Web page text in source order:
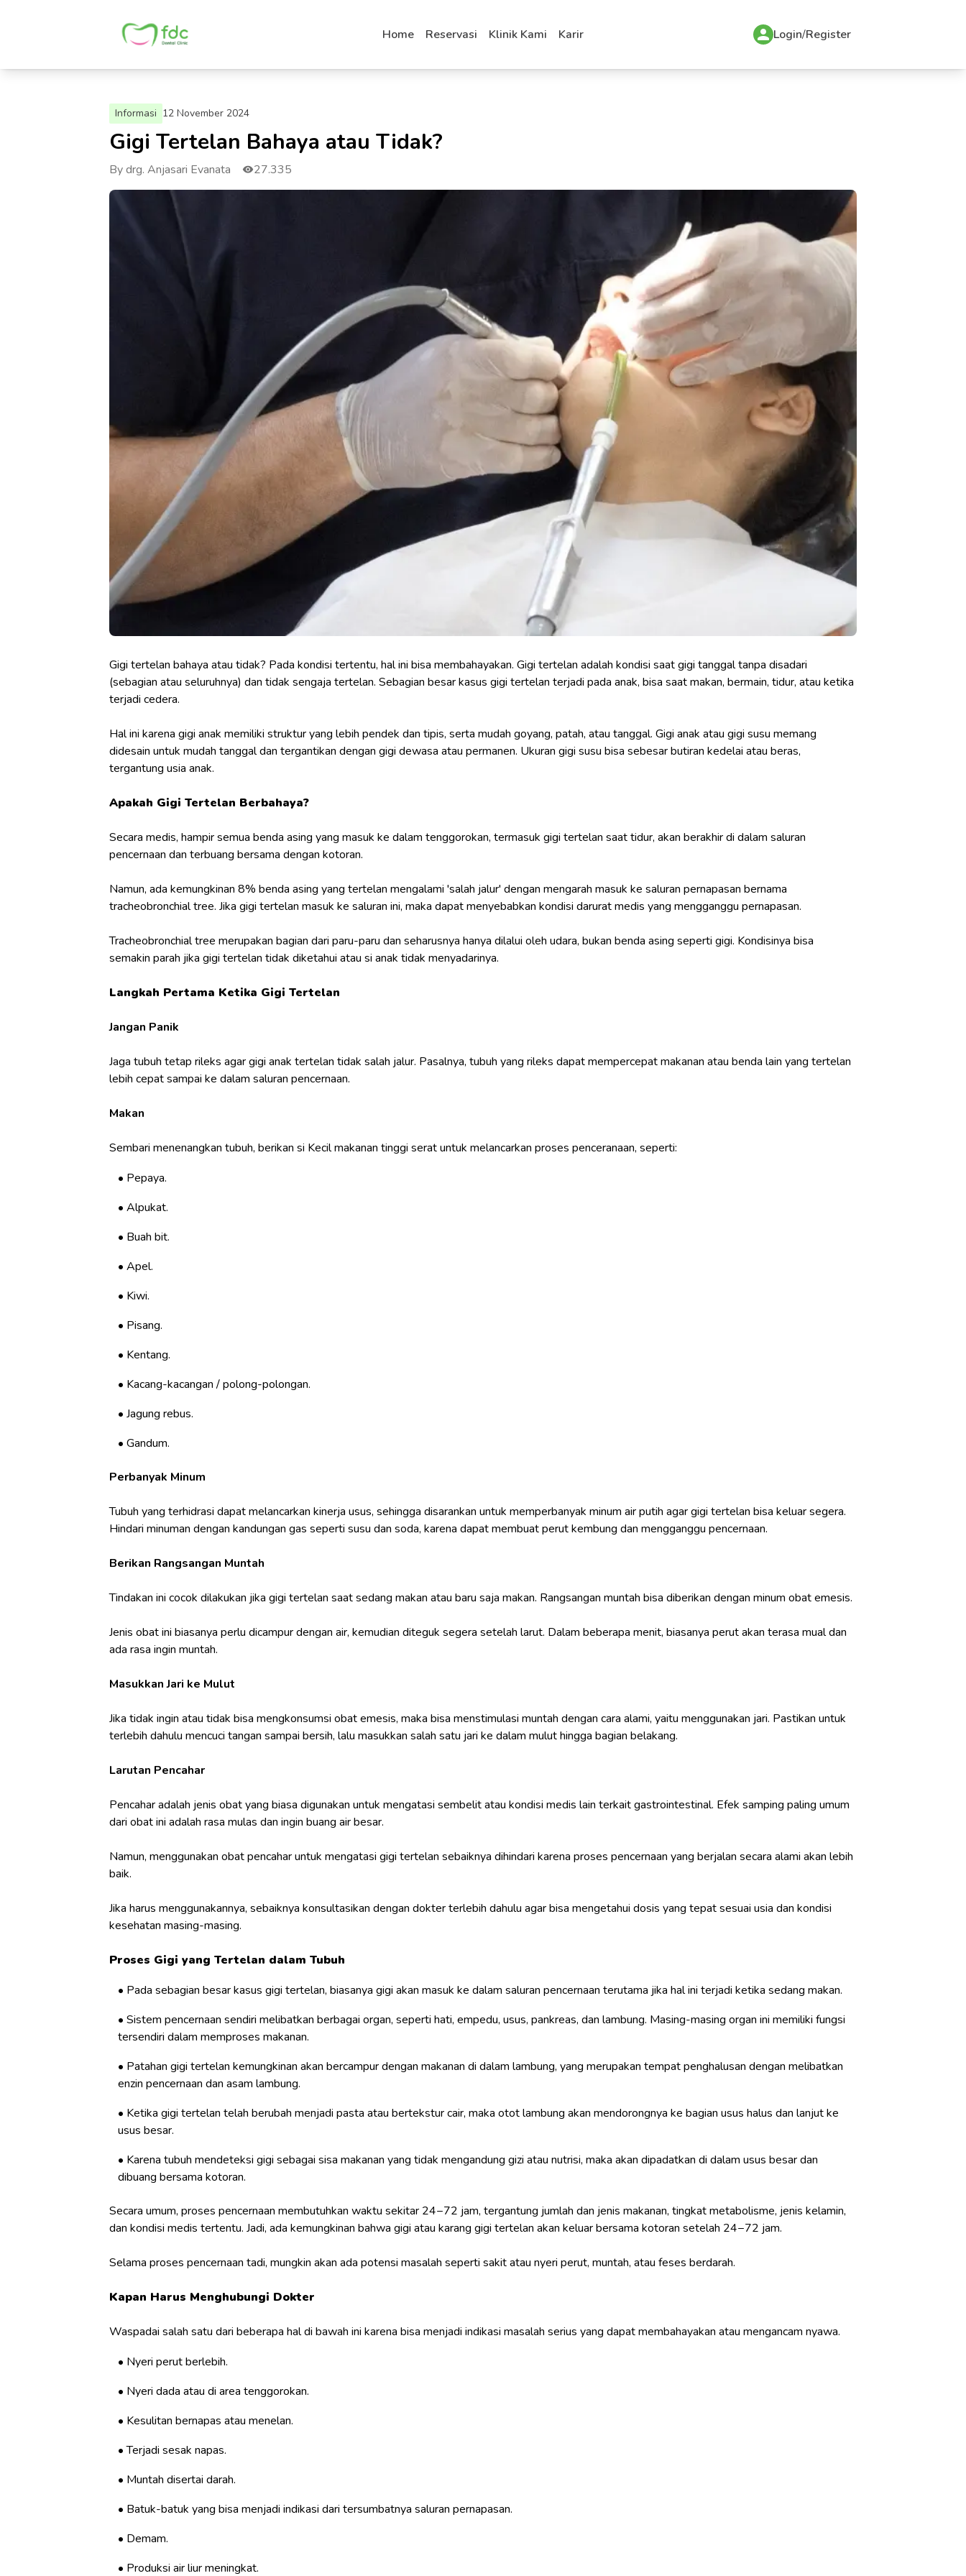
Home Reservasi Klinik Kami Karir Login/Register
Informasi 12 November 2024
Gigi Tertelan Bahaya atau Tidak?
By drg. Anjasari Evanata 27.335
Gigi tertelan bahaya atau tidak? Pada kondisi tertentu, hal ini bisa membahayakan. Gigi tertelan adalah kondisi saat gigi tanggal tanpa disadari
(sebagian atau seluruhnya) dan tidak sengaja tertelan. Sebagian besar kasus gigi tertelan terjadi pada anak, bisa saat makan, bermain, tidur, atau ketika
terjadi cedera.
Hal ini karena gigi anak memiliki struktur yang lebih pendek dan tipis, serta mudah goyang, patah, atau tanggal. Gigi anak atau gigi susu memang
didesain untuk mudah tanggal dan tergantikan dengan gigi dewasa atau permanen. Ukuran gigi susu bisa sebesar butiran kedelai atau beras,
tergantung usia anak.
Apakah Gigi Tertelan Berbahaya?
Secara medis, hampir semua benda asing yang masuk ke dalam tenggorokan, termasuk gigi tertelan saat tidur, akan berakhir di dalam saluran
pencernaan dan terbuang bersama dengan kotoran.
Namun, ada kemungkinan 8% benda asing yang tertelan mengalami 'salah jalur' dengan mengarah masuk ke saluran pernapasan bernama
tracheobronchial tree. Jika gigi tertelan masuk ke saluran ini, maka dapat menyebabkan kondisi darurat medis yang mengganggu pernapasan.
Tracheobronchial tree merupakan bagian dari paru-paru dan seharusnya hanya dilalui oleh udara, bukan benda asing seperti gigi. Kondisinya bisa
semakin parah jika gigi tertelan tidak diketahui atau si anak tidak menyadarinya.
Langkah Pertama Ketika Gigi Tertelan
Jangan Panik
Jaga tubuh tetap rileks agar gigi anak tertelan tidak salah jalur. Pasalnya, tubuh yang rileks dapat mempercepat makanan atau benda lain yang tertelan
lebih cepat sampai ke dalam saluran pencernaan.
Makan
Sembari menenangkan tubuh, berikan si Kecil makanan tinggi serat untuk melancarkan proses penceranaan, seperti:
Pepaya.
Alpukat.
Buah bit.
Apel.
Kiwi.
Pisang.
Kentang.
Kacang-kacangan / polong-polongan.
Jagung rebus.
Gandum.
Perbanyak Minum
Tubuh yang terhidrasi dapat melancarkan kinerja usus, sehingga disarankan untuk memperbanyak minum air putih agar gigi tertelan bisa keluar segera.
Hindari minuman dengan kandungan gas seperti susu dan soda, karena dapat membuat perut kembung dan mengganggu pencernaan.
Berikan Rangsangan Muntah
Tindakan ini cocok dilakukan jika gigi tertelan saat sedang makan atau baru saja makan. Rangsangan muntah bisa diberikan dengan minum obat emesis.
Jenis obat ini biasanya perlu dicampur dengan air, kemudian diteguk segera setelah larut. Dalam beberapa menit, biasanya perut akan terasa mual dan
ada rasa ingin muntah.
Masukkan Jari ke Mulut
Jika tidak ingin atau tidak bisa mengkonsumsi obat emesis, maka bisa menstimulasi muntah dengan cara alami, yaitu menggunakan jari. Pastikan untuk
terlebih dahulu mencuci tangan sampai bersih, lalu masukkan salah satu jari ke dalam mulut hingga bagian belakang.
Larutan Pencahar
Pencahar adalah jenis obat yang biasa digunakan untuk mengatasi sembelit atau kondisi medis lain terkait gastrointestinal. Efek samping paling umum
dari obat ini adalah rasa mulas dan ingin buang air besar.
Namun, menggunakan obat pencahar untuk mengatasi gigi tertelan sebaiknya dihindari karena proses pencernaan yang berjalan secara alami akan lebih
baik.
Jika harus menggunakannya, sebaiknya konsultasikan dengan dokter terlebih dahulu agar bisa mengetahui dosis yang tepat sesuai usia dan kondisi
kesehatan masing-masing.
Proses Gigi yang Tertelan dalam Tubuh
Pada sebagian besar kasus gigi tertelan, biasanya gigi akan masuk ke dalam saluran pencernaan terutama jika hal ini terjadi ketika sedang makan.
Sistem pencernaan sendiri melibatkan berbagai organ, seperti hati, empedu, usus, pankreas, dan lambung. Masing-masing organ ini memiliki fungsi
tersendiri dalam memproses makanan.
Patahan gigi tertelan kemungkinan akan bercampur dengan makanan di dalam lambung, yang merupakan tempat penghalusan dengan melibatkan
enzin pencernaan dan asam lambung.
Ketika gigi tertelan telah berubah menjadi pasta atau bertekstur cair, maka otot lambung akan mendorongnya ke bagian usus halus dan lanjut ke
usus besar.
Karena tubuh mendeteksi gigi sebagai sisa makanan yang tidak mengandung gizi atau nutrisi, maka akan dipadatkan di dalam usus besar dan
dibuang bersama kotoran.
Secara umum, proses pencernaan membutuhkan waktu sekitar 24−72 jam, tergantung jumlah dan jenis makanan, tingkat metabolisme, jenis kelamin,
dan kondisi medis tertentu. Jadi, ada kemungkinan bahwa gigi atau karang gigi tertelan akan keluar bersama kotoran setelah 24−72 jam.
Selama proses pencernaan tadi, mungkin akan ada potensi masalah seperti sakit atau nyeri perut, muntah, atau feses berdarah.
Kapan Harus Menghubungi Dokter
Waspadai salah satu dari beberapa hal di bawah ini karena bisa menjadi indikasi masalah serius yang dapat membahayakan atau mengancam nyawa.
Nyeri perut berlebih.
Nyeri dada atau di area tenggorokan.
Kesulitan bernapas atau menelan.
Terjadi sesak napas.
Muntah disertai darah.
Batuk-batuk yang bisa menjadi indikasi dari tersumbatnya saluran pernapasan.
Demam.
Produksi air liur meningkat.